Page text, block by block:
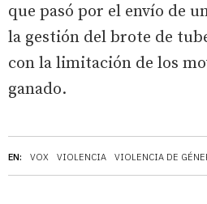
EN: VOX VIOLENCIA VIOLENCIA DE
que pasó por el envío de
la gestión del brote de
con la limitación de los
ganado.